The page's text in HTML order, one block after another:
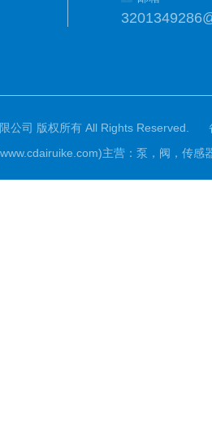
公司 版权所有 All Rights Reserved.
主营：泵，阀，传